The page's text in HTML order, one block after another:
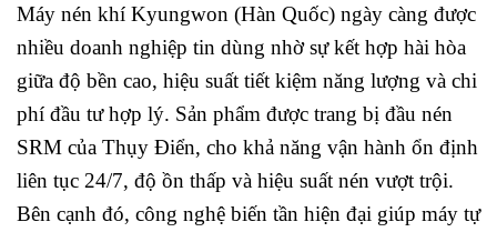
Máy nén khí Kyungwon (Hàn Quốc) ngày càng được
nhiều doanh nghiệp tin dùng nhờ sự kết hợp hài hòa
giữa độ bền cao, hiệu suất tiết kiệm năng lượng và chi
phí đầu tư hợp lý. Sản phẩm được trang bị đầu nén
SRM của Thụy Điển, cho khả năng vận hành ổn định
liên tục 24/7, độ ồn thấp và hiệu suất nén vượt trội.
Bên cạnh đó, công nghệ biến tần hiện đại giúp máy tự